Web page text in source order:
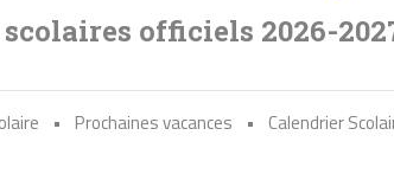
officiels 2026-
• Prochaines vacances • Calendrier